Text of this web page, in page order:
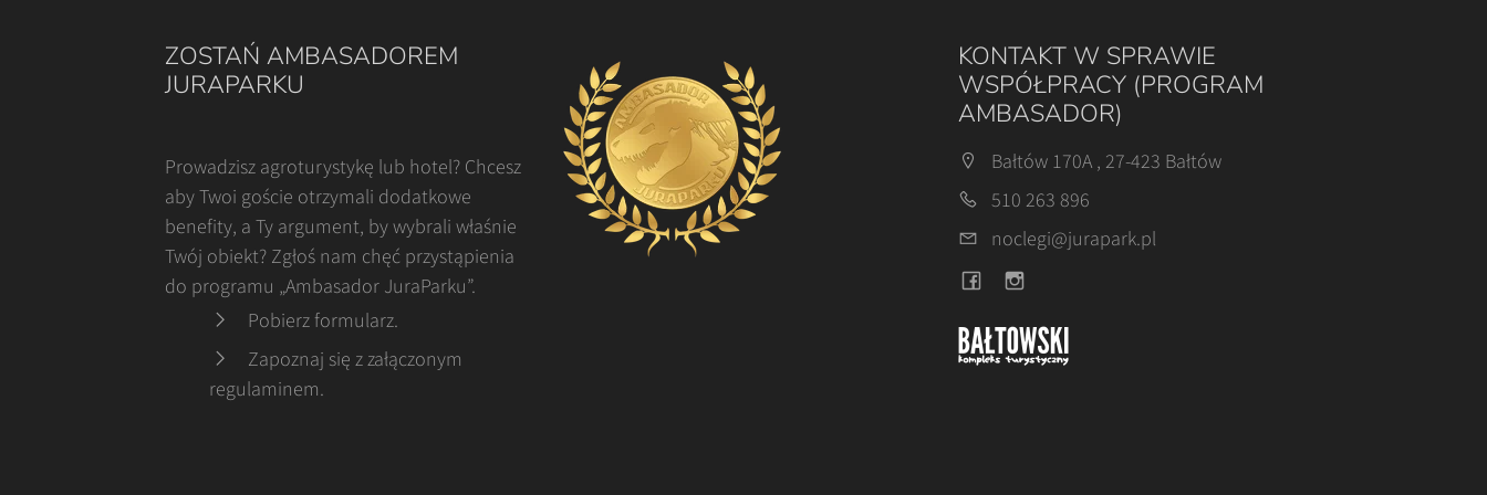
ZOSTAŃ AMBASADOREM
JURAPARKU
Prowadzisz agroturystykę lub hotel? Chcesz
aby Twoi goście otrzymali dodatkowe
benefity, a Ty argument, by wybrali właśnie
Twój obiekt? Zgłoś nam chęć przystąpienia
do programu „Ambasador JuraParku”.
Pobierz formularz.
Zapoznaj się z załączonym
regulaminem.
KONTAKT W SPRAWIE
WSPÓŁPRACY (PROGRAM
AMBASADOR)
Bałtów 170A , 27-423 Bałtów
510 263 896
noclegi@jurapark.pl